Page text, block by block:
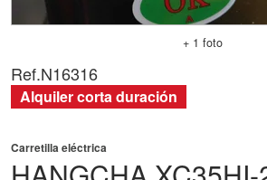
+ 1 foto
Carretilla eléctrica
Ref.N16316
Alquiler corta duración